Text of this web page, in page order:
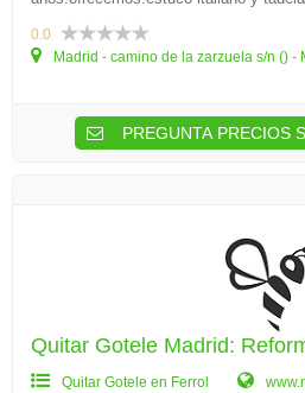
0.0
Madrid - camino de la zarzuela s/n () -
PREGUNTA PRECIOS
Quitar Gotele Madrid:
Quitar Gotele en Ferrol